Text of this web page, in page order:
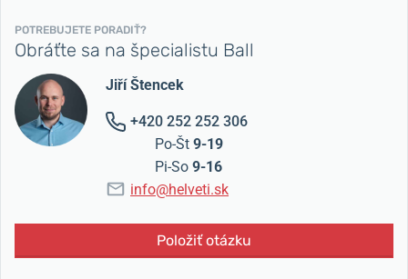
POTREBUJETE PORADIŤ?
Obráťte sa na špecialistu Ball
Jiří Štencek
+420 252 252 306
Po-Št 9-19
Pi-So 9-16
info@helveti.sk
Položiť otázku